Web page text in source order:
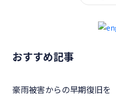
おすすめ記事
豪雨被害からの早期復旧